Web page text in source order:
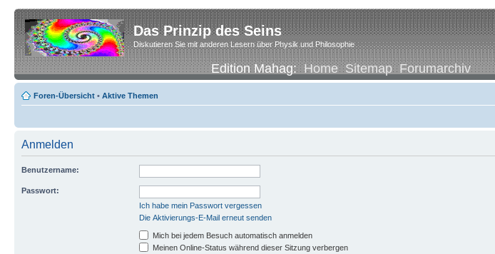
Das Prinzip des Seins
Diskutieren Sie mit anderen Lesern über Physik und Philosophie
Edition Mahag:Home Sitemap Forumarchiv
Foren-Übersicht • Aktive Themen
Anmelden
Benutzername:
Passwort:
Ich habe mein Passwort vergessen
Die Aktivierungs-E-Mail erneut senden
Mich bei jedem Besuch automatisch anmelden
Meinen Online-Status während dieser Sitzung verbergen